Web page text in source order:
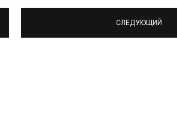
СЛЕДУЮЩИЙ